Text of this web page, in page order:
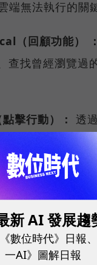
端無法執行的關
（回顧功能） ：
查找曾經瀏覽過
擊行動）： 透
理解，使用者只
智慧偵測、分析
啟動後續工作流
Live Captions
會議時，即時將
新 AI 發展趨
數位時代》日報
一AI》圖解日報